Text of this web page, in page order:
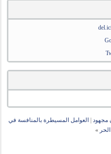
العوامل المسيطرة بالمنافسة في
»